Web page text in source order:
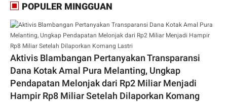
POPULER MINGGUAN
Aktivis Blambangan Pertanyakan Transparansi
Dana Kotak Amal Pura Melanting, Ungkap
Pendapatan Melonjak dari Rp2 Miliar Menjadi
Hampir Rp8 Miliar Setelah Dilaporkan Komang